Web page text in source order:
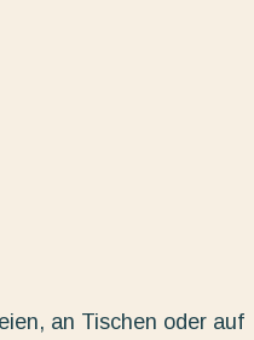
an Tischen oder auf